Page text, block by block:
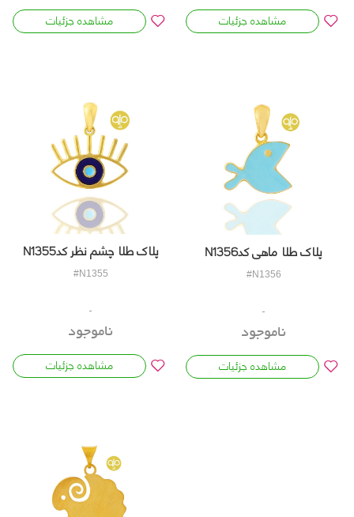
مشاهده جزئیات مشاهده جزئیات
پلاک طلا ماهی کدN1356
#N1356
ناموجود
مشاهده جزئیات
پلاک طلا چشم نظر کدN1355
#N1355
ناموجود
مشاهده جزئیات